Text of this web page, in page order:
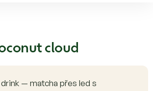
cloud
— matcha přes led s